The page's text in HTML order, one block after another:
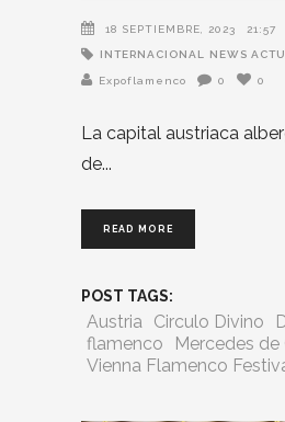
18 SEPTIEMBRE, 2023 21:57
INTERNACIONAL NEWS
Expoflamenco 0 0
La capital austriaca
de
READ MORE
POST TAGS:
Austria Circulo Divino
flamenco
Mercedes
Vienna Flamenco